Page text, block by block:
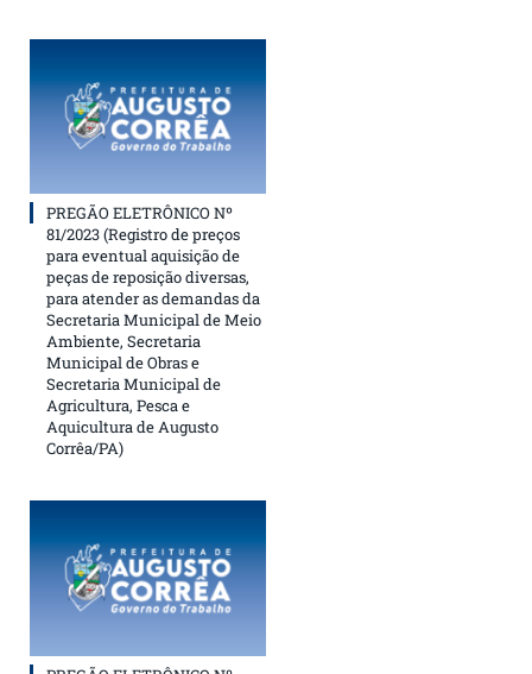
PREGÃO ELETRÔNICO Nº
81/2023 (Registro de preços
para eventual aquisição de
peças de reposição diversas,
para atender as demandas da
Secretaria Municipal de Meio
Ambiente, Secretaria
Municipal de Obras e
Secretaria Municipal de
Agricultura, Pesca e
Aquicultura de Augusto
Corrêa/PA)